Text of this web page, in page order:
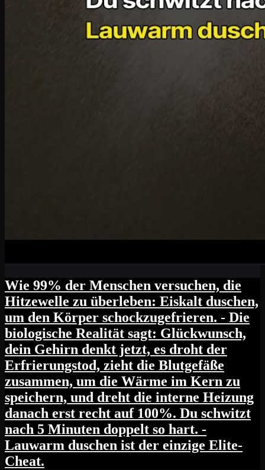
Wie 99% der Menschen versuchen, die
Hitzewelle zu überleben: Eiskalt duschen,
um den Körper schockzugefrieren. - Die
biologische Realität sagt: Glückwunsch,
dein Gehirn denkt jetzt, es droht der
Erfrierungstod, zieht die Blutgefäße
zusammen, um die Wärme im Kern zu
speichern, und dreht die interne Heizung
danach erst recht auf 100%. Du schwitzt
nach 5 Minuten doppelt so hart. -
Lauwarm duschen ist der einzige Elite-
Cheat.